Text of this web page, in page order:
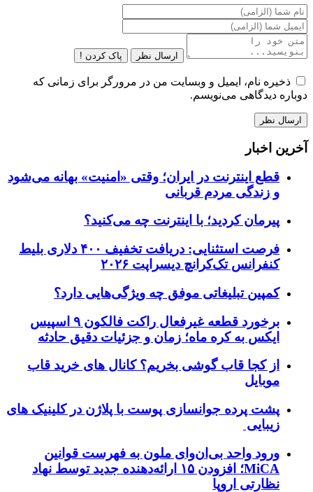
ارسال نظر پاک کردن !
ذخیره نام، ایمیل و وبسایت من در مرورگر برای زمانی که
دوباره دیدگاهی می‌نویسم.
آخرین اخبار
قطع اینترنت در ایران؛ وقتی «امنیت» بهانه می‌شود
و زندگی مردم قربانی
پیرمان کردید؛ با اینترنت چه می‌کنید؟
فرصت استثنایی: دریافت تخفیف ۴۰۰ دلاری بلیط
کنفرانس تک‌کرانچ دیسراپت ۲۰۲۶
کمپین تبلیغاتی موفق چه ویژگی‌هایی دارد؟
برخورد قطعه غیرفعال راکت فالکون ۹ اسپیس
ایکس به کره ماه؛ زمان و جزئیات دقیق حادثه
از کجا قاب گوشی بخریم؟ کانال های خرید قاب
موبایل
پشت پرده جوانسازی پوست با پلاژن در کلینیک های
زیبایی
ورود واحد بی‌ان‌وای ملون به فهرست قوانین
MiCA؛ افزودن ۱۵ ارائه‌دهنده جدید توسط نهاد
نظارتی اروپا